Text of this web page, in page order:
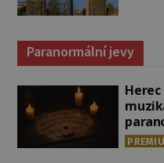
Paranormální jevy
Herec